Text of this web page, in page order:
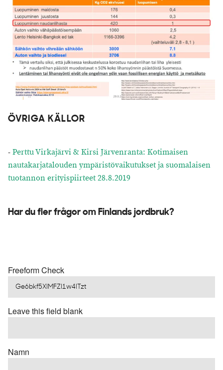
ÖVRIGA KÄLLOR
-Perttu Virkajärvi & Kirsi Järvenranta: Kotimaisen
nautakarjatalouden ympäristövaikutukset ja suomalaisen
tuotannon erityispiirteet 28.8.2019
Har du fler frågor om Finlands jordbruk?
Freeform Check
Leave this field blank
Namn